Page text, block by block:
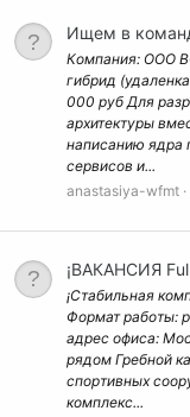
Ищем в
Компания: ООО
гибрид
000 руб Для
архитектуры
написанию ядра
сервисов и...
anastasiya-wfmt
¡ВАКАНСИЯ
¡Стабильная
Формат работы:
адрес офиса:
рядом Гребной
спортивных
комплекс...